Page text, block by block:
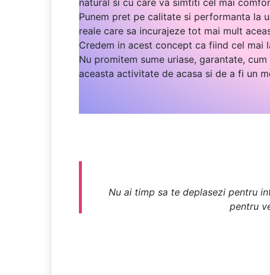
natural si cu care va simtiti cel mai
Punem pret pe calitate si performanta la
reale care sa incurajeze tot mai mult
Credem in acest concept ca fiind cel mai
Nu promitem sume uriase, garantate,
aceasta activitate de acasa si de a fi un
Nu ai timp sa te deplasezi pentru
pentru